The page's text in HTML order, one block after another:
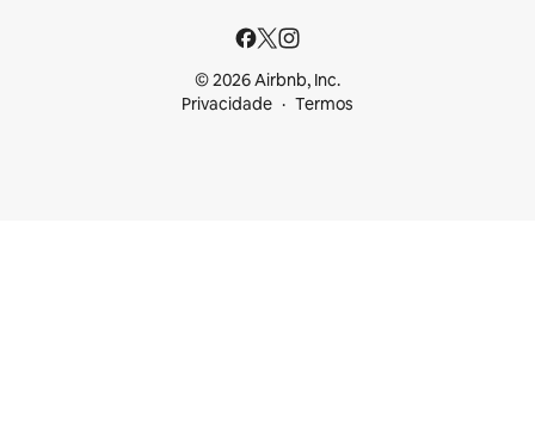
© 2026 Airbnb, Inc.
Privacidade
Termos